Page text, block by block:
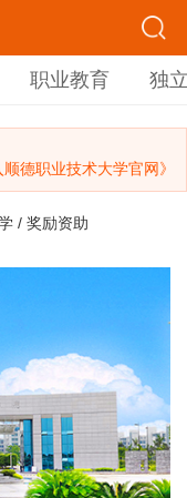
职业教育 独
顺德职业技术大学官网》
/ 奖励资助